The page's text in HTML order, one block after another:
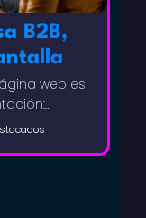
B2B,
web es